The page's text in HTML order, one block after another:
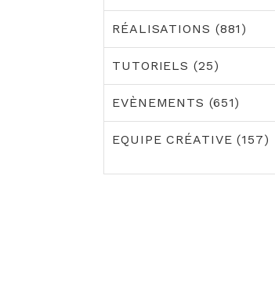
RÉALISATIONS (881)
TUTORIELS (25)
EVÈNEMENTS (651)
EQUIPE CRÉATIVE (157)